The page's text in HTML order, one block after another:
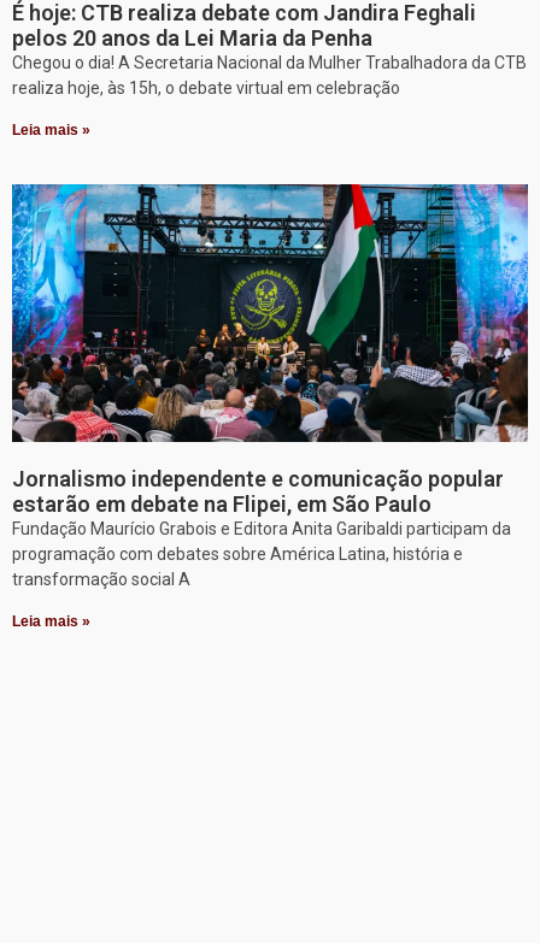
É hoje: CTB realiza debate com Jandira Feghali
pelos 20 anos da Lei Maria da Penha
Chegou o dia! A Secretaria Nacional da Mulher Trabalhadora da CTB
realiza hoje, às 15h, o debate virtual em celebração
Leia mais »
Jornalismo independente e comunicação popular
estarão em debate na Flipei, em São Paulo
Fundação Maurício Grabois e Editora Anita Garibaldi participam da
programação com debates sobre América Latina, história e
transformação social A
Leia mais »